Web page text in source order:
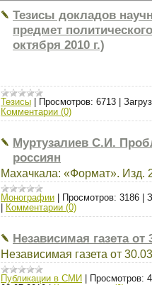
Тезисы докладов
предмет
октября 2010 г.)
Тезисы Просмотров: 6713
Комментарии (0)
Муртузалиев С.И.
россиян
Махачкала: «Формат». Изд.
Монографии Просмотров: 3186
Комментарии (0)
Независимая газета
Независимая газета от
Публикации в СМИ Просмотров: